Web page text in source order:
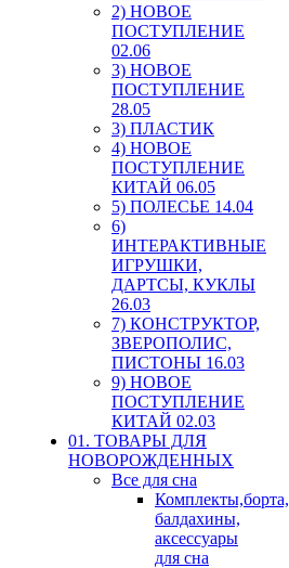
2) НОВОЕ
ПОСТУПЛЕНИЕ
02.06
3) НОВОЕ
ПОСТУПЛЕНИЕ
28.05
3) ПЛАСТИК
4) НОВОЕ
ПОСТУПЛЕНИЕ
КИТАЙ 06.05
5) ПОЛЕСЬЕ 14.04
6)
ИНТЕРАКТИВНЫЕ
ИГРУШКИ,
ДАРТСЫ, КУКЛЫ
26.03
7) КОНСТРУКТОР,
ЗВЕРОПОЛИС,
ПИСТОНЫ 16.03
9) НОВОЕ
ПОСТУПЛЕНИЕ
КИТАЙ 02.03
01. ТОВАРЫ ДЛЯ
НОВОРОЖДЕННЫХ
Все для сна
Комплекты,борта,
балдахины,
аксессуары
для сна